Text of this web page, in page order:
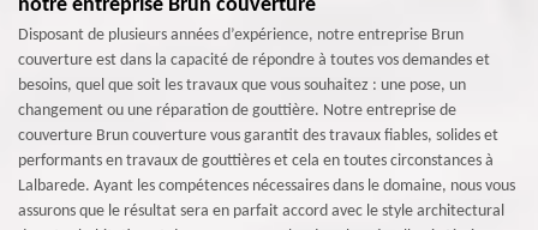
notre entreprise Brun couverture
Disposant de plusieurs années d’expérience, notre entreprise Brun
couverture est dans la capacité de répondre à toutes vos demandes et
besoins, quel que soit les travaux que vous souhaitez : une pose, un
changement ou une réparation de gouttière. Notre entreprise de
couverture Brun couverture vous garantit des travaux fiables, solides et
performants en travaux de gouttières et cela en toutes circonstances à
Lalbarede. Ayant les compétences nécessaires dans le domaine, nous vous
assurons que le résultat sera en parfait accord avec le style architectural